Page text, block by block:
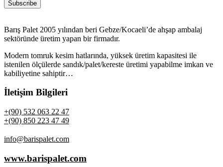
Barış Palet 2005 yılından beri Gebze/Kocaeli’de ahşap ambalaj
sektöründe üretim yapan bir firmadır.
Modern tomruk kesim hatlarında, yüksek üretim kapasitesi ile
istenilen ölçülerde sandık/palet/kereste üretimi yapabilme imkan ve
kabiliyetine sahiptir…
İletişim Bilgileri
+(90) 532 063 22 47
+(90) 850 223 47 49
info@barispalet.com
www.barispalet.com